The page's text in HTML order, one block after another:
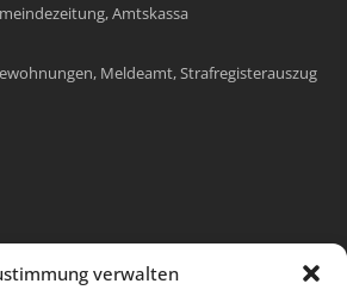
verwalten
Amtskassa
Meldeamt, Strafregisterauszug